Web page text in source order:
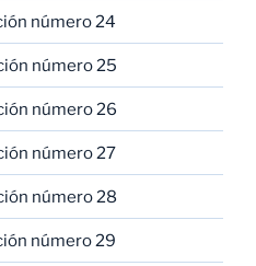
número 24
número 25
número 26
número 27
número 28
número 29